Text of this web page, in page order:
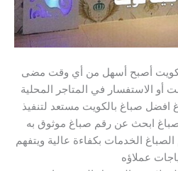
أصبح أسهل من أي وقت مضى
أو الاستفسار في المتاجر المحلية
افضل صباغ بالكويت مستعد لتنفيذ
صباغ ابحث عن رقم صباغ موثوق به
الخدمات بكفاءة عالية ويتفهم